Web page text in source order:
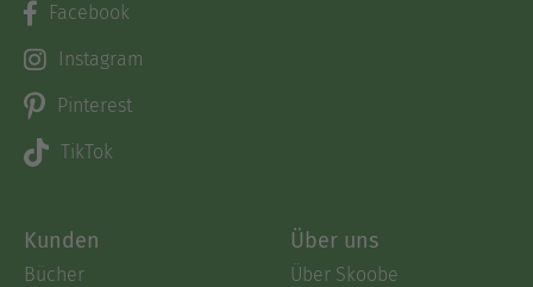
Facebook
Instagram
Pinterest
TikTok
Kunden
Bücher
Über uns
Über Skoobe